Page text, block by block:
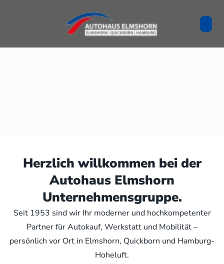
Herzlich willkommen bei der
Autohaus Elmshorn
Unternehmensgruppe.
Seit 1953 sind wir Ihr moderner und hochkompetenter
Partner für Autokauf, Werkstatt und Mobilität –
persönlich vor Ort in Elmshorn, Quickborn und Hamburg-
Hoheluft.